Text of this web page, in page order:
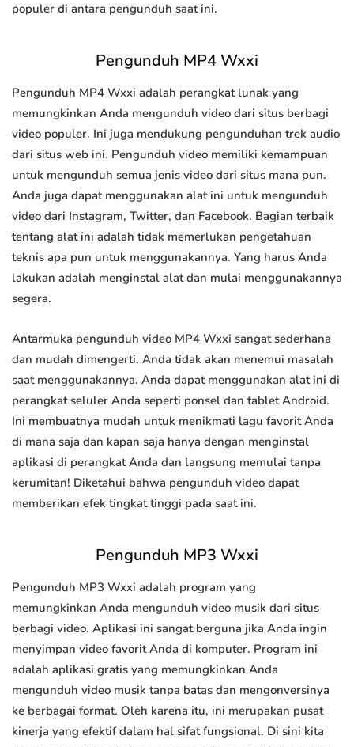
populer di antara pengunduh saat ini.
Pengunduh MP4 Wxxi
Pengunduh MP4 Wxxi adalah perangkat lunak yang
memungkinkan Anda mengunduh video dari situs berbagi
video populer. Ini juga mendukung pengunduhan trek audio
dari situs web ini. Pengunduh video memiliki kemampuan
untuk mengunduh semua jenis video dari situs mana pun.
Anda juga dapat menggunakan alat ini untuk mengunduh
video dari Instagram, Twitter, dan Facebook. Bagian terbaik
tentang alat ini adalah tidak memerlukan pengetahuan
teknis apa pun untuk menggunakannya. Yang harus Anda
lakukan adalah menginstal alat dan mulai menggunakannya
segera.
Antarmuka pengunduh video MP4 Wxxi sangat sederhana
dan mudah dimengerti. Anda tidak akan menemui masalah
saat menggunakannya. Anda dapat menggunakan alat ini di
perangkat seluler Anda seperti ponsel dan tablet Android.
Ini membuatnya mudah untuk menikmati lagu favorit Anda
di mana saja dan kapan saja hanya dengan menginstal
aplikasi di perangkat Anda dan langsung memulai tanpa
kerumitan! Diketahui bahwa pengunduh video dapat
memberikan efek tingkat tinggi pada saat ini.
Pengunduh MP3 Wxxi
Pengunduh MP3 Wxxi adalah program yang
memungkinkan Anda mengunduh video musik dari situs
berbagi video. Aplikasi ini sangat berguna jika Anda ingin
menyimpan video favorit Anda di komputer. Program ini
adalah aplikasi gratis yang memungkinkan Anda
mengunduh video musik tanpa batas dan mengonversinya
ke berbagai format. Oleh karena itu, ini merupakan pusat
kinerja yang efektif dalam hal sifat fungsional. Di sini kita